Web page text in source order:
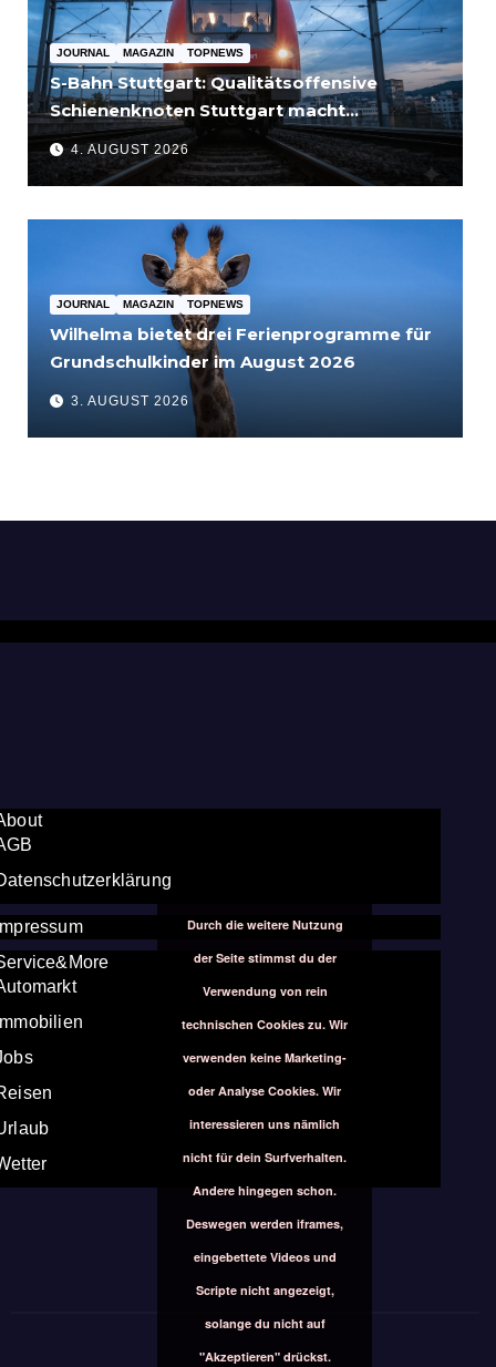
JOURNAL MAGAZIN TOPNEWS
S-Bahn Stuttgart: Qualitätsoffensive
Schienenknoten Stuttgart macht
Fortschritte – Projekte abgeschlossen
4. AUGUST 2026
JOURNAL MAGAZIN TOPNEWS
Wilhelma bietet drei Ferienprogramme für
Grundschulkinder im August 2026
3. AUGUST 2026
Durch die weitere Nutzung
der Seite stimmst du der
Verwendung von rein
technischen Cookies zu. Wir
verwenden keine Marketing-
oder Analyse Cookies. Wir
interessieren uns nämlich
nicht für dein Surfverhalten.
Andere hingegen schon.
Deswegen werden iframes,
eingebettete Videos und
Scripte nicht angezeigt,
solange du nicht auf
"Akzeptieren" drückst.